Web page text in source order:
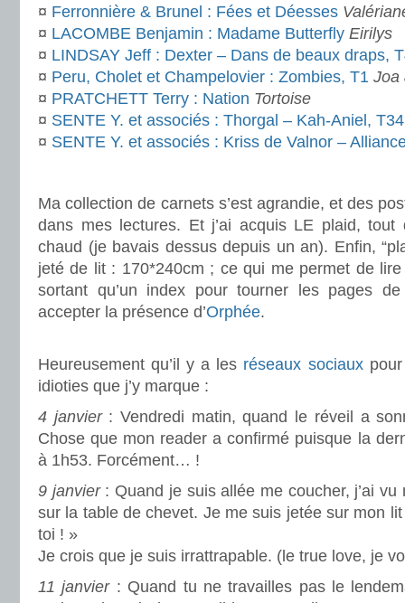
¤ Ferronnière & Brunel : Fées et Déesses
¤ LACOMBE Benjamin : Madame Butterfly Eirilys
¤ LINDSAY Jeff : Dexter – Dans de beaux draps,
¤ Peru, Cholet et Champelovier : Zombies, T1 Joa
¤ PRATCHETT Terry : Nation Tortoise
¤ SENTE Y. et associés : Thorgal – Kah-Aniel, T34
¤ SENTE Y. et associés : Kriss de Valnor –
Ma collection de carnets s’est agrandie, et des
dans mes lectures. Et j’ai acquis LE plaid, tout
chaud (je bavais dessus depuis un an). Enfin,
jeté de lit : 170*240cm ; ce qui me permet de
sortant qu’un index pour tourner les pages
accepter la présence d’Orphée.
Heureusement qu’il y a les réseaux sociauxpour
idioties que j’y marque :
4 janvier: Vendredi matin, quand le réveil a
Chose que mon reader a confirmé puisque la
à 1h53. Forcément… !
9 janvier: Quand je suis allée me coucher, j’ai vu
sur la table de chevet. Je me suis jetée sur mon
toi ! »
Je crois que je suis irrattrapable. (le true love, je
11 janvier: Quand tu ne travailles pas le